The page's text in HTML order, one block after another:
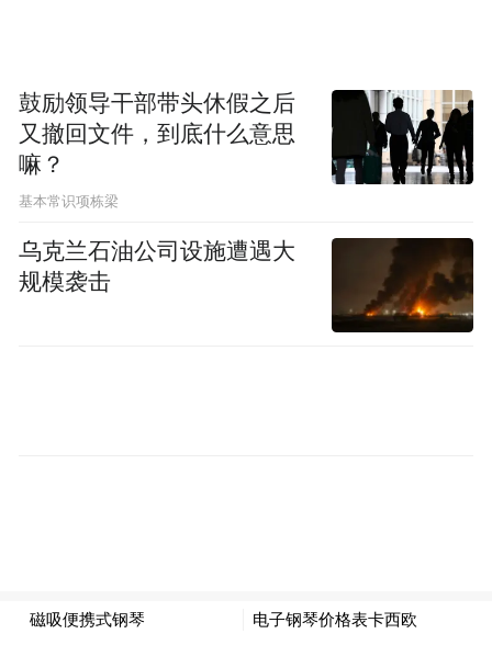
童古镇里，他们探访古建群落，围坐品尝“豆
腐长桌宴”。泰国留学生感叹：“普通食材也
能承载深厚人文情怀。”
鼓励领导干部带头休假之后
又撤回文件，到底什么意思
嘛？
基本常识项栋梁
乌克兰石油公司设施遭遇大
规模袭击